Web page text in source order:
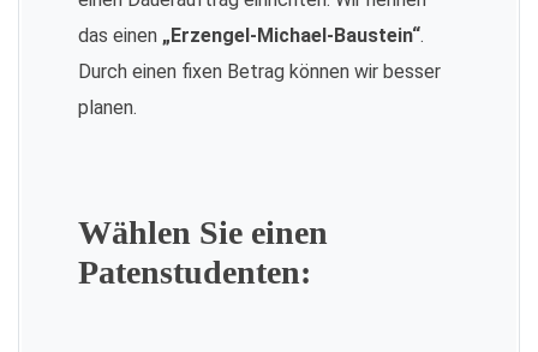
das einen „Erzengel-Michael-Baustein“.
Durch einen fixen Betrag können wir besser
planen.
Wählen Sie einen
Patenstudenten: